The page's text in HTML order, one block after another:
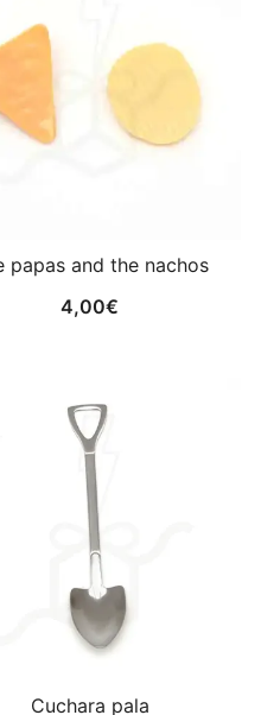
papas and the nachos
4,00€
Cuchara pala